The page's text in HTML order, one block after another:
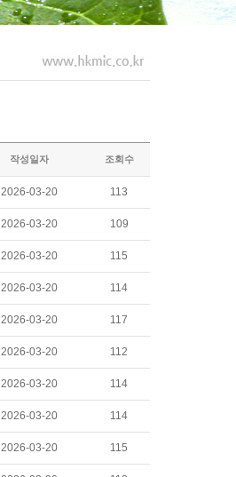
작성일자 조회수
2026-03-20 113
2026-03-20 109
2026-03-20 115
2026-03-20 114
2026-03-20 117
2026-03-20 112
2026-03-20 114
2026-03-20 114
2026-03-20 115